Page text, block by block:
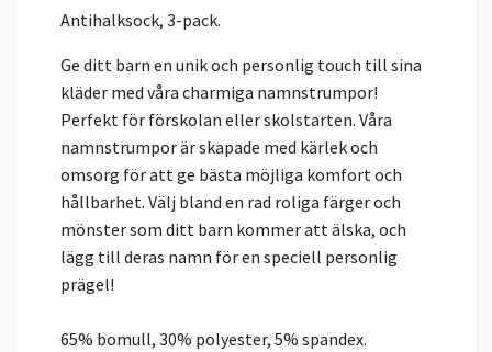
Antihalksock, 3-pack.
Ge ditt barn en unik och personlig touch till sina
kläder med våra charmiga namnstrumpor!
Perfekt för förskolan eller skolstarten. Våra
namnstrumpor är skapade med kärlek och
omsorg för att ge bästa möjliga komfort och
hållbarhet. Välj bland en rad roliga färger och
mönster som ditt barn kommer att älska, och
lägg till deras namn för en speciell personlig
prägel!
65% bomull, 30% polyester, 5% spandex.